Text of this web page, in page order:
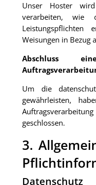
Unser Hoster
verarbeiten, wie
Weisungen in Bezug
Abschluss
Um die
gewährleisten,
geschlossen.
3.
Datenschutz